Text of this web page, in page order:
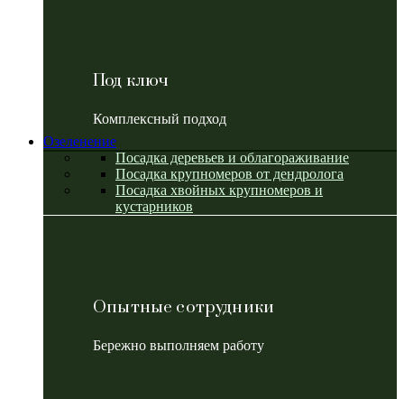
Под ключ
Комплексный подход
Озеленение
Посадка деревьев и облагораживание
Посадка крупномеров от дендролога
Посадка хвойных крупномеров и
кустарников
Опытные сотрудники
Бережно выполняем работу